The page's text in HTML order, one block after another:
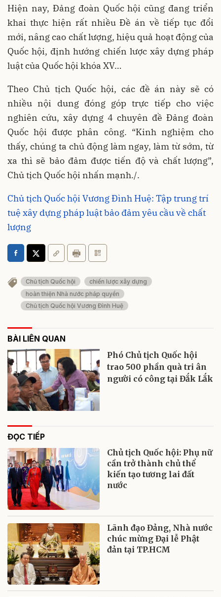
Hiện nay, Đảng đoàn Quốc hội cũng đang triển
khai thực hiện rất nhiều Đề án về tiếp tục đổi
mới, nâng cao chất lượng, hiệu quả hoạt động của
Quốc hội, định hướng chiến lược xây dựng pháp
luật của Quốc hội khóa XV…
Theo Chủ tịch Quốc hội, các đề án này sẽ có
nhiều nội dung đóng góp trực tiếp cho việc
nghiên cứu, xây dựng 4 chuyên đề Đảng đoàn
Quốc hội được phân công. “Kinh nghiệm cho
thấy, chúng ta chủ động làm ngay, làm từ sớm, từ
xa thì sẽ bảo đảm được tiến độ và chất lượng”,
Chủ tịch Quốc hội nhấn mạnh./.
Chủ tịch Quốc hội Vương Đình Huệ: Tập trung trí
tuệ xây dựng pháp luật bảo đảm yêu cầu về chất
lượng
Chủ tịch Quốc hội
chiến lược xây dựng
hoàn thiện Nhà nước pháp quyền
Chủ tịch Quốc hội Vương Đình Huệ
BÀI LIÊN QUAN
Phó Chủ tịch Quốc hội
trao 500 phần quà tri ân
người có công tại Đắk Lắk
ĐỌC TIẾP
Chủ tịch Quốc hội: Phụ nữ
cần trở thành chủ thể
kiến tạo tương lai đất
nước
Lãnh đạo Đảng, Nhà nước
chúc mừng Đại lễ Phật
đản tại TP.HCM